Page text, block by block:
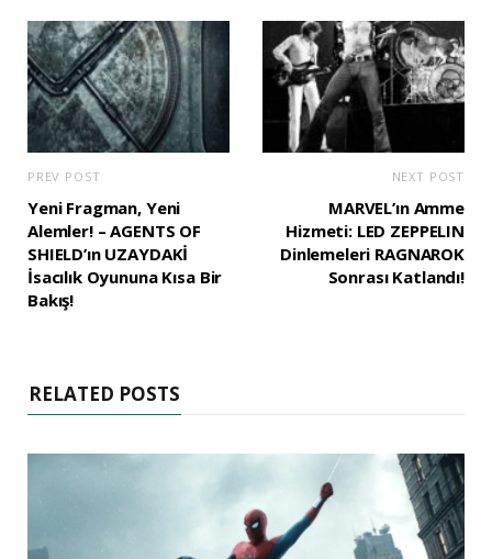
PREV POST
Yeni Fragman, Yeni
Alemler! – AGENTS OF
SHIELD’ın UZAYDAKİ
İsacılık Oyununa Kısa Bir
Bakış!
NEXT POST
MARVEL’ın Amme
Hizmeti: LED ZEPPELIN
Dinlemeleri RAGNAROK
Sonrası Katlandı!
RELATED POSTS